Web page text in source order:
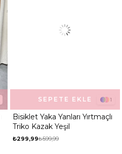
1
Bisiklet Yaka Yanları Yırtmaçlı
Triko Kazak Yeşil
₺299,99₺599,99
SEPETE EKLE